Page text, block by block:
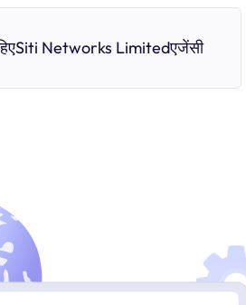
Networks Limitedएजेंसी